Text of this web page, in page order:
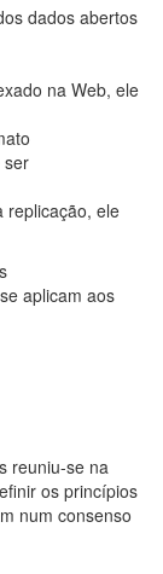
dados abertos
na Web, ele
ser
replicação, ele
aplicam aos
reuniu-se na
os princípios
num consenso